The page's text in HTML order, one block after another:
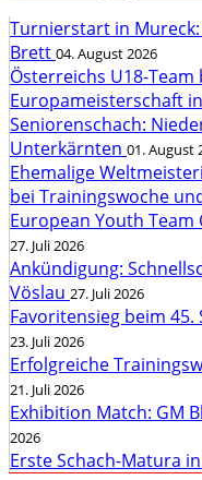
Turnierstart in
Brett 04. August 2026
Österreichs U18-Team
Europameisterschaft
Seniorenschach:
Unterkärnten 01. August
Ehemalige
bei Trainingswoche
European Youth
27. Juli 2026
Ankündigung:
Vöslau 27. Juli 2026
Favoritensieg beim 45.
23. Juli 2026
Erfolgreiche
21. Juli 2026
Exhibition Match: GM
2026
Erste Schach-Matura